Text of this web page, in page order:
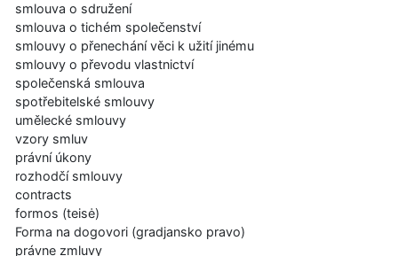
smlouva o sdružení
smlouva o tichém společenství
smlouvy o přenechání věci k užití jinému
smlouvy o převodu vlastnictví
společenská smlouva
spotřebitelské smlouvy
umělecké smlouvy
vzory smluv
právní úkony
rozhodčí smlouvy
contracts
formos (teisė)
Forma na dogovori (gradjansko pravo)
právne zmluvy